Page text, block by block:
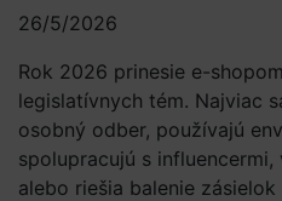
26/5/2026
Rok 2026 prinesie e-
legislatívnych tém. Najviac
osobný odber, používajú
spolupracujú s
alebo riešia balenie